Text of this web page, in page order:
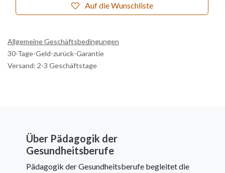
Auf die Wunschliste
Allgemeine Geschäftsbedingungen
30-Tage-Geld-zurück-Garantie
Versand: 2-3 Geschäftstage
Über Pädagogik der
Gesundheitsberufe
Pädagogik der Gesundheitsberufe begleitet die